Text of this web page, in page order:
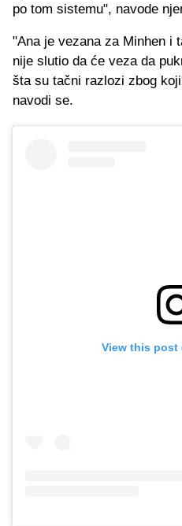
po tom sistemu", navode
"Ana je vezana za Minhen i
nije slutio da će veza da
šta su tačni razlozi zbog
navodi se.
View this post